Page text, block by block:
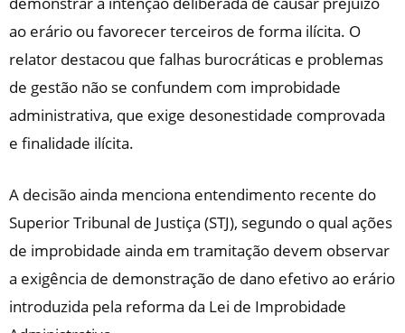
ao erário ou favorecer terceiros de forma ilícita. O
relator destacou que falhas burocráticas e problemas
de gestão não se confundem com improbidade
administrativa, que exige desonestidade comprovada
e finalidade ilícita.
A decisão ainda menciona entendimento recente do
Superior Tribunal de Justiça (STJ), segundo o qual ações
de improbidade ainda em tramitação devem observar
a exigência de demonstração de dano efetivo ao erário
introduzida pela reforma da Lei de Improbidade